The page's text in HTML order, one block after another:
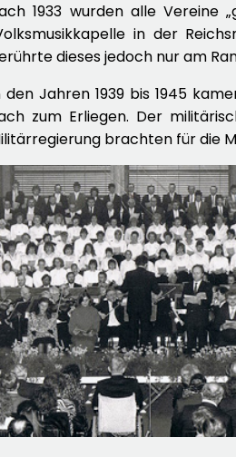
1933 wurden alle Vereine
in der
dieses jedoch nur am
den Jahren 1939 bis 1945
zum Erliegen. Der
brachten für die